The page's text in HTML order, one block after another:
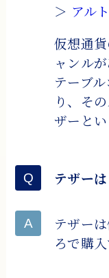
＞ アル
仮想通
ャンル
テーブ
り、そ
ザーと
テザー
テザー
ろで購